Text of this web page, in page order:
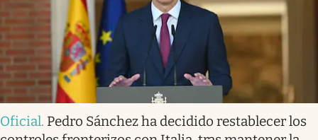
Oficial. Pedro Sánchez ha decidido restablecer los